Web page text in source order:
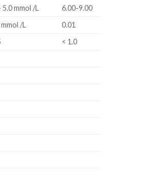
5.0 mmol /L
6.00-9.00
/L
0.01
< 1.0